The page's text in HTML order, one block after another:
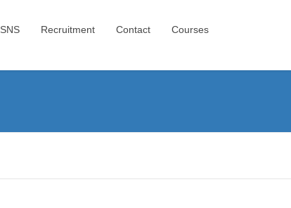
SNS Recruitment Contact Courses